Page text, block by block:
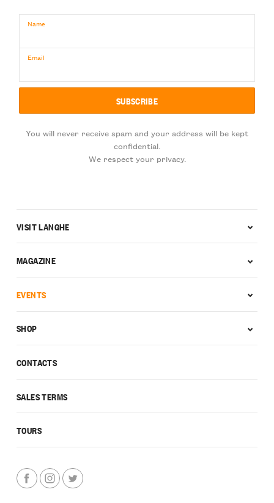
Name
Email
You will never receive spam and your address will be kept
confidential.
We respect your privacy.
CONTACTS
SALES TERMS
TOURS
VISIT LANGHE
MAGAZINE
EVENTS
SHOP